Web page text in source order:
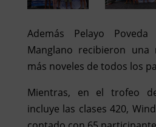
Además Pelayo
Manglano recibieron
más noveles de todos los
Mientras, en el trofeo
incluye las clases 420,